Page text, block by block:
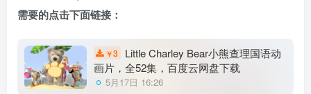
需要的点击下面链接：
￥3
Little Charley Bear小熊查理国语动
画片，全52集，百度云网盘下载
5月17日 16:26